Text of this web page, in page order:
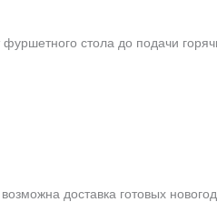
стола до подачи
доставка готовых